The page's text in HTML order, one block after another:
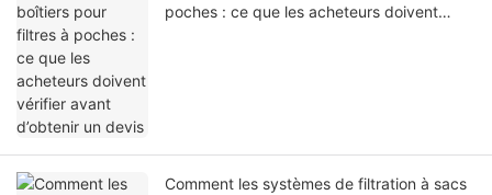
poches : ce que les acheteurs doivent
Comment les systèmes de filtration à sacs